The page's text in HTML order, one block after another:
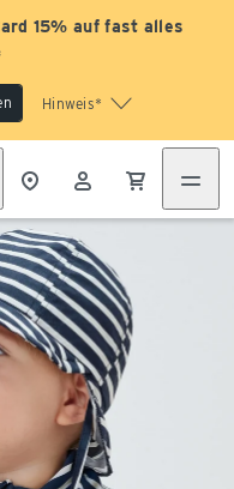
15% auf fast alles
Hinweis*